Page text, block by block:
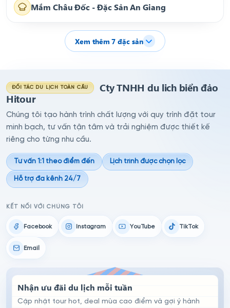
Mắm Châu Đốc - Đặc Sản An Giang
Xem thêm 7 đặc sản
ĐỐI TÁC DU LỊCH TOÀN CẦU
Cty TNHH du lich biển đảo
Hitour
Chúng tôi tạo hành trình chất lượng với quy trình đặt tour
minh bạch, tư vấn tận tâm và trải nghiệm được thiết kế
riêng cho từng nhu cầu.
Tư vấn 1:1 theo điểm đến Lịch trình được chọn lọc
Hỗ trợ đa kênh 24/7
KẾT NỐI VỚI CHÚNG TÔI
Facebook Instagram YouTube TikTok
Email
Nhận ưu đãi du lịch mỗi tuần
Cập nhật tour hot, deal mùa cao điểm và gợi ý hành